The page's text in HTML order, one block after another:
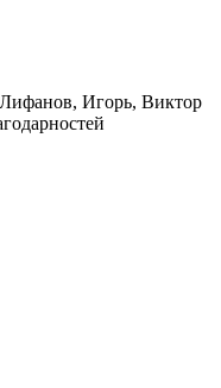
, Игорь, Виктор